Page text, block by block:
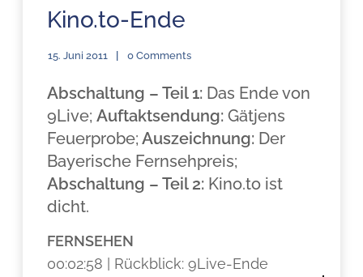
Kino.to-Ende
15. Juni 2011 0 Comments
Abschaltung – Teil 1: Das Ende von
9Live;Auftaktsendung:Gätjens
Feuerprobe; Auszeichnung: Der
Bayerische Fernsehpreis;
Abschaltung – Teil 2: Kino.to ist
dicht.
FERNSEHEN
00:02:58 | Rückblick: 9Live-Ende